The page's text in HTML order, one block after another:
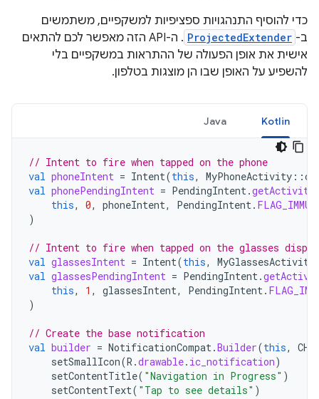
כדי להוסיף התנהגויות ספציפיות למשקפיים, משתמשים
ב- ProjectedExtender
. ה-API הזה מאפשר לכם להתאים
אישית את אופן הפעולה של ההתראות במשקפיים בלי
להשפיע על האופן שבו הן מוצגות בטלפון.
Kotlin
Java
// Intent to fire when tapped on the phone
val phoneIntent = Intent(this, MyPhoneActivity ::
val phonePendingIntent = PendingIntent.getActivity
this, 0, phoneIntent, PendingIntent.
)
// Intent to fire when tapped on the glasses
val glassesIntent = Intent(this, MyGlassesActivity
val glassesPendingIntent = PendingIntent.
this, 1 , glassesIntent, PendingIntent.
)
// Create the base notification
val builder = NotificationCompat.Builder(this,
setSmallIcon(R .drawable. ic_notification)
setContentTitle( "Navigation in Progress" )
setContentText( "Tap to see details" )